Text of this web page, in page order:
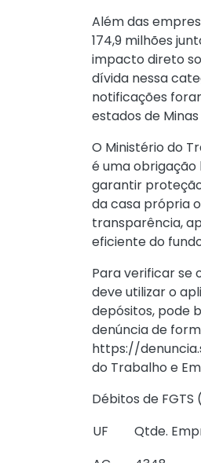
Além das
174,9 milhões
impacto direto
dívida nessa
notificações
estados de Minas
O Ministério do
é uma
garantir
da casa própria
transparência,
eficiente do
Para verificar se
deve utilizar o
depósitos, pode
denúncia de
https://
do Trabalho e
Débitos de
UF
Qtde.